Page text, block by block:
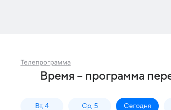
Телепрограмма
Время – программа
Вт, 4 Ср, 5 Сегодня